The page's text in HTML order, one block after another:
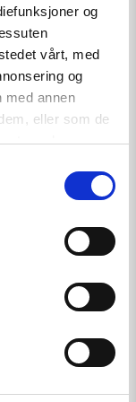
og
vårt, med
og
med annen
eller som de
deres.